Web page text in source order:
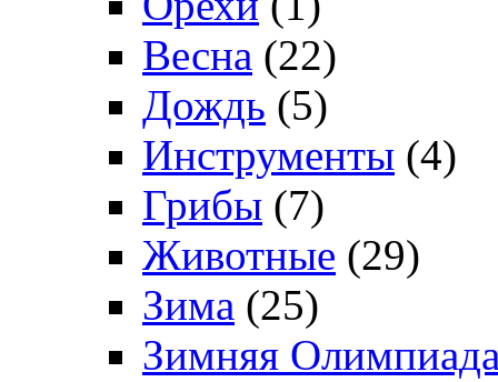
Весна (22)
Дождь (5)
Инструменты (4)
Грибы (7)
Животные (29)
Зима (25)
Зимняя